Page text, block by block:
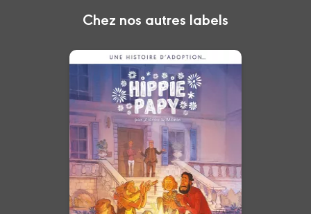
Chez nos autres labels
Une histoire
d'adoption...-
Hippie papy -
Histoire complète
Date de parution :
29/04/2026
Et si le vrai héritage n’était pas
celui du sang, mais celui du
cœur ?